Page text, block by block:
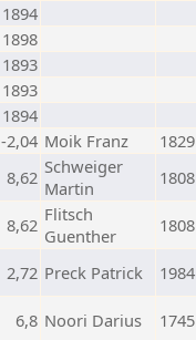
1894
1898
1893
1893
1894
-2,04 Moik Franz 1829
8,62 Schweiger
Martin
1808
8,62 Flitsch
Guenther
1808
2,72 Preck Patrick 1984
6,8 Noori Darius 1745